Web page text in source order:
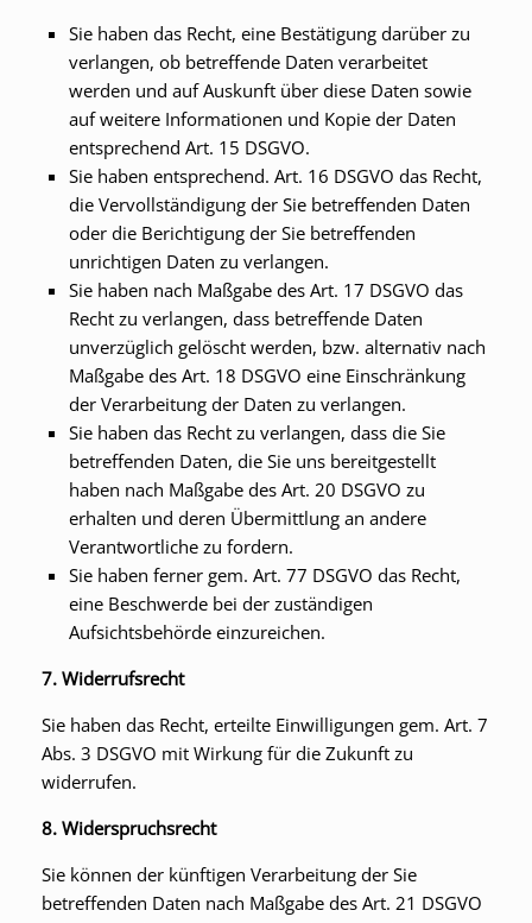
Sie haben das Recht, eine Bestätigung darüber zu
verlangen, ob betreffende Daten verarbeitet
werden und auf Auskunft über diese Daten sowie
auf weitere Informationen und Kopie der Daten
entsprechend Art. 15 DSGVO.
Sie haben entsprechend. Art. 16 DSGVO das Recht,
die Vervollständigung der Sie betreffenden Daten
oder die Berichtigung der Sie betreffenden
unrichtigen Daten zu verlangen.
Sie haben nach Maßgabe des Art. 17 DSGVO das
Recht zu verlangen, dass betreffende Daten
unverzüglich gelöscht werden, bzw. alternativ nach
Maßgabe des Art. 18 DSGVO eine Einschränkung
der Verarbeitung der Daten zu verlangen.
Sie haben das Recht zu verlangen, dass die Sie
betreffenden Daten, die Sie uns bereitgestellt
haben nach Maßgabe des Art. 20 DSGVO zu
erhalten und deren Übermittlung an andere
Verantwortliche zu fordern.
Sie haben ferner gem. Art. 77 DSGVO das Recht,
eine Beschwerde bei der zuständigen
Aufsichtsbehörde einzureichen.
7. Widerrufsrecht
Sie haben das Recht, erteilte Einwilligungen gem. Art. 7
Abs. 3 DSGVO mit Wirkung für die Zukunft zu
widerrufen.
8. Widerspruchsrecht
Sie können der künftigen Verarbeitung der Sie
betreffenden Daten nach Maßgabe des Art. 21 DSGVO